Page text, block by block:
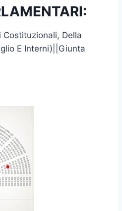
Costituzionali, Della
E Interni)||Giunta